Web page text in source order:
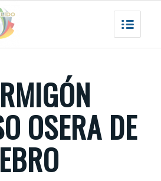
OSERA DE
EBRO